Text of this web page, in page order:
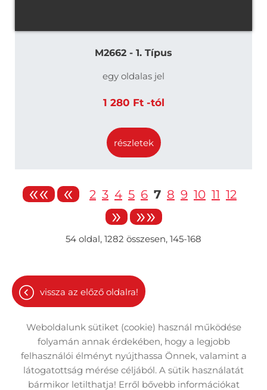
M2662 - 1. Típus
egy oldalas jel
1 280 Ft -tól
részletek
«« « 2 3 4 5 6 7 8 9 10 11 12
» »»
54 oldal, 1282 összesen, 145-168
vissza az előző oldalra!
Oldal információk
Adatkezelési tájékoztató
Weboldalunk sütiket (cookie) használ működése
folyamán annak érdekében, hogy a legjobb
felhasználói élményt nyújthassa Önnek, valamint a
látogatottság mérése céljából. A sütik használatát
bármikor letilthatja! Erről bővebb információkat